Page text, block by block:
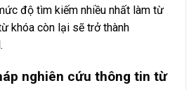
độ tìm kiếm nhiều nhất làm từ
khóa còn lại sẽ trở thành
nghiên cứu thông tin từ